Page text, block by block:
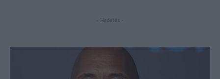
- Hirdetés -